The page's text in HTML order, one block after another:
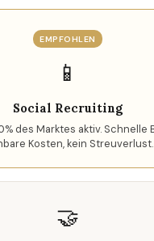
EMPFOHLEN
📱
Social Recruiting
des Marktes aktiv. Schnelle
Kosten, kein Streuverlust.
🤝